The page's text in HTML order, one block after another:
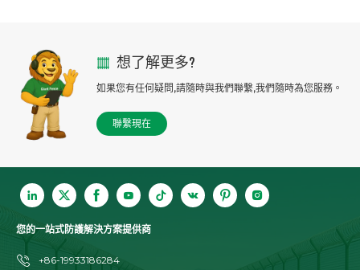
想了解更多?
如果您有任何疑問,請隨時與我們聯繫,我們隨時為您服務。
聯繫現在
您的一站式防護解決方案提供商
+86-19933186284